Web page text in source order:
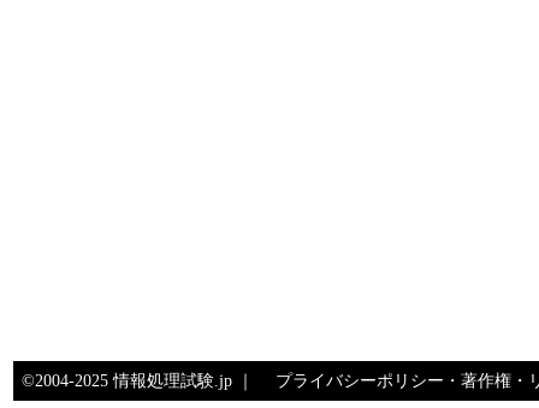
©2004-2025 情報処理試験.jp ｜ プライバシーポリシー・著作権・